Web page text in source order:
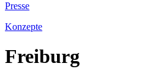
Presse
Konzepte
Freiburg